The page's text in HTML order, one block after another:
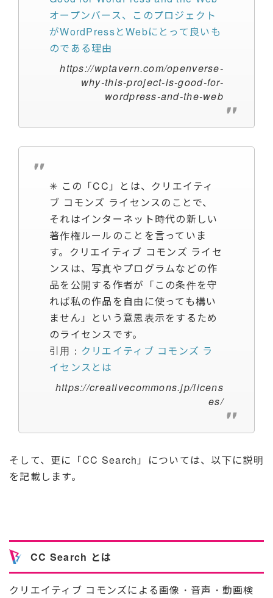
オープンバース、このプロジェクト
がWordPressとWebにとって良いも
のである理由
https://wptavern.com/openverse-
why-this-project-is-good-for-
wordpress-and-the-web
✳︎ この「CC」とは、クリエイティ
ブ コモンズ ライセンスのことで、
それはインターネット時代の新しい
著作権ルールのことを言っていま
す。クリエイティブ コモンズ ライセ
ンスは、写真やプログラムなどの作
品を公開する作者が「この条件を守
れば私の作品を自由に使っても構い
ません」という意思表示をするため
のライセンスです。
引用： クリエイティブ コモンズ ラ
イセンスとは
https://creativecommons.jp/licens
es/
そして、更に「CC Search」については、以下に説明
を記載します。
CC Search とは
クリエイティブ コモンズによる画像・音声・動画検